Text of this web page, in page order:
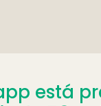
está